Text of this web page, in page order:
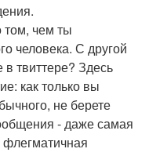
чем ты
человека. С другой
твиттере? Здесь
как только вы
не берете
- даже самая